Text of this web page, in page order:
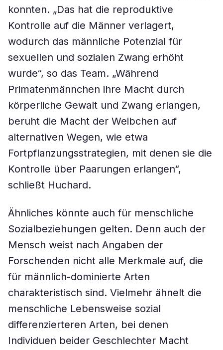
konnten. „Das hat die reproduktive
Kontrolle auf die Männer verlagert,
wodurch das männliche Potenzial für
sexuellen und sozialen Zwang erhöht
wurde“, so das Team. „Während
Primatenmännchen ihre Macht durch
körperliche Gewalt und Zwang erlangen,
beruht die Macht der Weibchen auf
alternativen Wegen, wie etwa
Fortpflanzungsstrategien, mit denen sie die
Kontrolle über Paarungen erlangen“,
schließt Huchard.
Ähnliches könnte auch für menschliche
Sozialbeziehungen gelten. Denn auch der
Mensch weist nach Angaben der
Forschenden nicht alle Merkmale auf, die
für männlich-dominierte Arten
charakteristisch sind. Vielmehr ähnelt die
menschliche Lebensweise sozial
differenzierteren Arten, bei denen
Individuen beider Geschlechter Macht